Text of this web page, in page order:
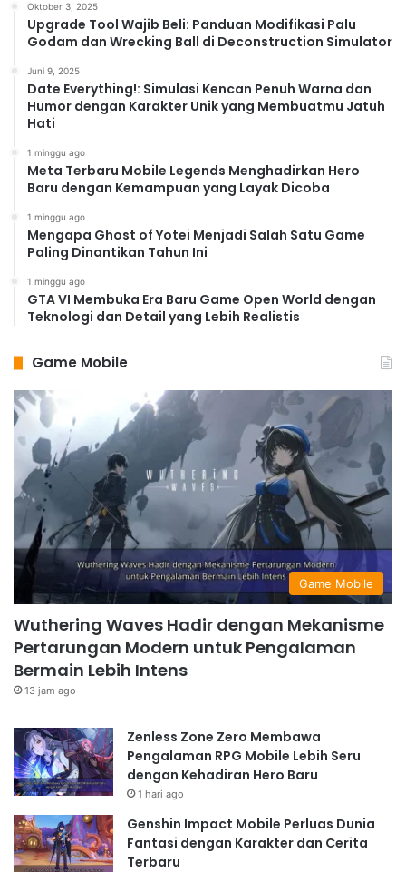
Oktober 3, 2025
Upgrade Tool Wajib Beli: Panduan Modifikasi Palu
Godam dan Wrecking Ball di Deconstruction Simulator
Juni 9, 2025
Date Everything!: Simulasi Kencan Penuh Warna dan
Humor dengan Karakter Unik yang Membuatmu Jatuh
Hati
1 minggu ago
Meta Terbaru Mobile Legends Menghadirkan Hero
Baru dengan Kemampuan yang Layak Dicoba
1 minggu ago
Mengapa Ghost of Yotei Menjadi Salah Satu Game
Paling Dinantikan Tahun Ini
1 minggu ago
GTA VI Membuka Era Baru Game Open World dengan
Teknologi dan Detail yang Lebih Realistis
Game Mobile
Game Mobile
Wuthering Waves Hadir dengan Mekanisme
Pertarungan Modern untuk Pengalaman
Bermain Lebih Intens
13 jam ago
Zenless Zone Zero Membawa
Pengalaman RPG Mobile Lebih Seru
dengan Kehadiran Hero Baru
1 hari ago
Genshin Impact Mobile Perluas Dunia
Fantasi dengan Karakter dan Cerita
Terbaru